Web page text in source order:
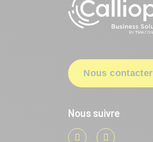
Nous contacter
Nous suivre